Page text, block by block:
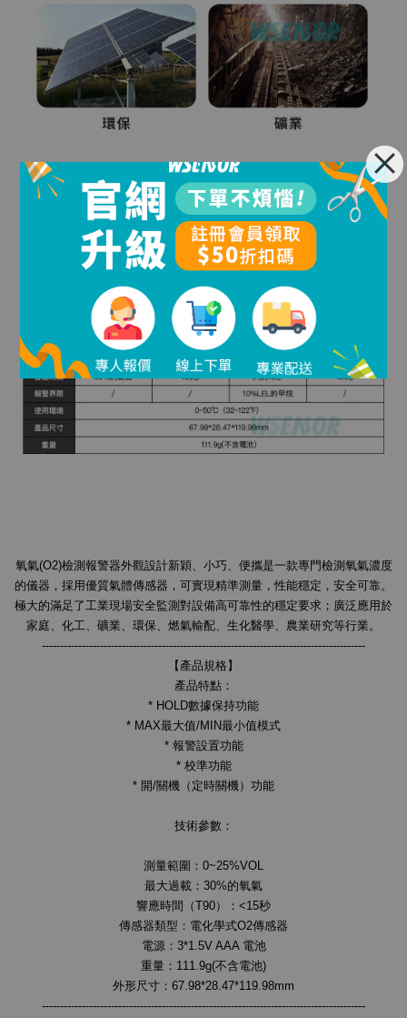
氧氣(O2)檢測報警器外觀設計新穎、小巧、便攜是一款專門檢測氧氣濃度
的儀器，採用優質氣體傳感器，可實現精準測量，性能穩定，安全可靠。
極大的滿足了工業現場安全監測對設備高可靠性的穩定要求；廣泛應用於
家庭、化工、礦業、環保、燃氣輸配、生化醫學、農業研究等行業。
-----------------------------------------------------------------------------------------
【產品規格】
產品特點：
* HOLD數據保持功能
* MAX最大值/MIN最小值模式
* 報警設置功能
* 校準功能
* 開/關機（定時關機）功能
技術參數：
測量範圍：0~25%VOL
最大過載：30%的氧氣
響應時間（T90）：<15秒
傳感器類型：電化學式O2傳感器
電源：3*1.5V AAA 電池
重量：111.9g(不含電池)
外形尺寸：67.98*28.47*119.98mm
-----------------------------------------------------------------------------------------